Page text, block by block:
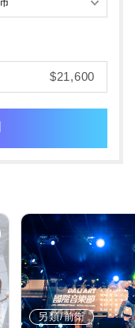
$21,600
另類/前衛